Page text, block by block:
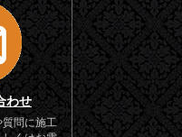
わせ
問に施工